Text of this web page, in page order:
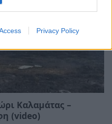
Privacy Policy
Καλαμάτας –
(video)